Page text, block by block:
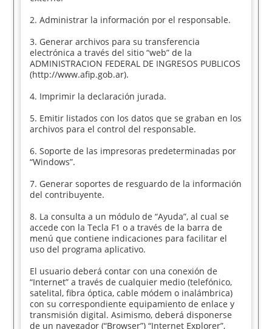
2. Administrar la información por el responsable.
3. Generar archivos para su transferencia
electrónica a través del sitio “web” de la
ADMINISTRACION FEDERAL DE INGRESOS PUBLICOS
(http://www.afip.gob.ar).
4. Imprimir la declaración jurada.
5. Emitir listados con los datos que se graban en los
archivos para el control del responsable.
6. Soporte de las impresoras predeterminadas por
“Windows”.
7. Generar soportes de resguardo de la información
del contribuyente.
8. La consulta a un módulo de “Ayuda”, al cual se
accede con la Tecla F1 o a través de la barra de
menú que contiene indicaciones para facilitar el
uso del programa aplicativo.
El usuario deberá contar con una conexión de
“Internet” a través de cualquier medio (telefónico,
satelital, fibra óptica, cable módem o inalámbrica)
con su correspondiente equipamiento de enlace y
transmisión digital. Asimismo, deberá disponerse
de un navegador (“Browser”) “Internet Explorer”,